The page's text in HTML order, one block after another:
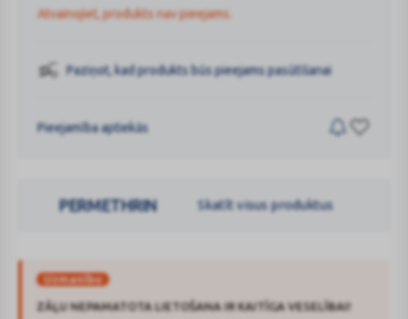
Atvainojiet, produkts nav pieejams.
Paziņot, kad produkts būs pieejams pasūtīšanai
Pieejamība aptiekās
PERMETHRIN Skatīt visus produktus
Uzmanību
ZĀĻU NEPAMATOTA LIETOŠANA IR KAITĪGA VESELĪBAI!